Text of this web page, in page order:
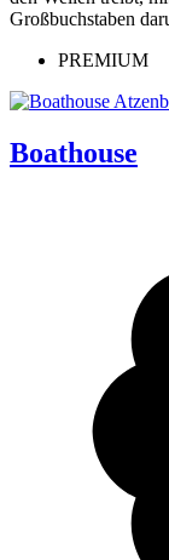
PREMIUM
Boathouse